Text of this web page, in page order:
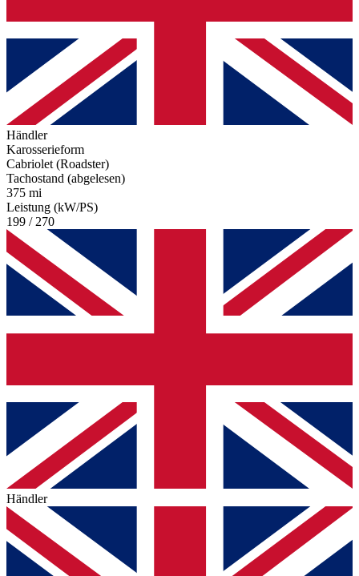
Händler
Karosserieform
Cabriolet (Roadster)
Tachostand (abgelesen)
375 mi
Leistung (kW/PS)
199 / 270
Händler